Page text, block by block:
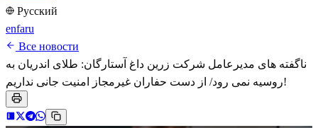
Русский
enfaru
Все новости
ناگفته های مدیرعامل شرکت زرین داغ آستارگان: طلای اندریان به
روسیه نمی رود/ از دست حفاران غیرمجاز امنیت جانی نداریم!